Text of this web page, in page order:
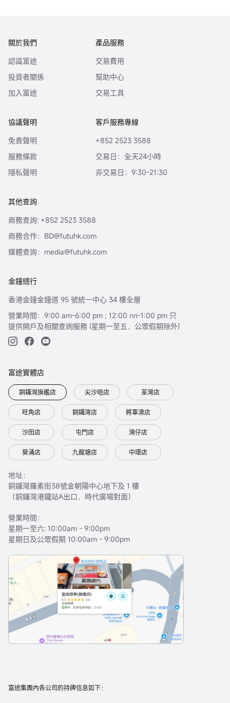
關於我們
認識富途
投資者關係
加入富途
產品服務
交易費用
幫助中心
交易工具
協議聲明
免責聲明
服務條款
隱私聲明
客戶服務專線
+852 2523 3588
交易日：全天24小時
非交易日：9:30-21:30
其他查詢
商務查詢: +852 2523 3588
商務合作：BD@futuhk.com
媒體查詢：media@futuhk.com
金鐘總行
香港金鐘金鐘道 95 號統一中心 34 樓全層
營業時間：9:00 am-6:00 pm ; 12:00 nn-1:00 pm 只
提供開戶及相關查詢服務 (星期一至五，公眾假期除外)
富途實體店
銅鑼灣旗艦店 尖沙咀店 荃灣店
旺角店 銅鑼灣店 將軍澳店
沙田店 屯門店 灣仔店
葵涌店 九龍塘店 中環店
地址：
銅鑼灣羅素街38號金朝陽中心地下及 1 樓
（銅鑼灣港鐵站A出口，時代廣場對面）
營業時間：
星期一至六: 10:00am - 9:00pm
星期日及公眾假期 10:00am - 9:00pm
富途集團內各公司的持牌信息如下：